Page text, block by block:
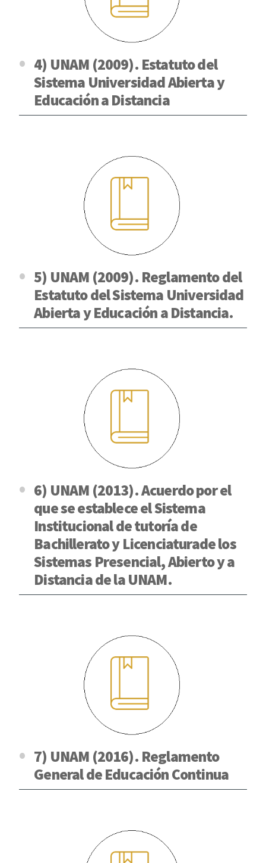
4) UNAM (2009). Estatuto del
Sistema Universidad Abierta y
Educación a Distancia
5) UNAM (2009). Reglamento del
Estatuto del Sistema Universidad
Abierta y Educación a Distancia.
6) UNAM (2013). Acuerdo por el
que se establece el Sistema
Institucional de tutoría de
Bachillerato y Licenciaturade los
Sistemas Presencial, Abierto y a
Distancia de la UNAM.
7) UNAM (2016). Reglamento
General de Educación Continua